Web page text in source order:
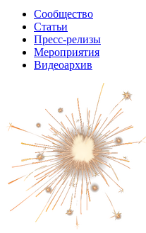
Сообщество
Статьи
Пресс-релизы
Мероприятия
Видеоархив